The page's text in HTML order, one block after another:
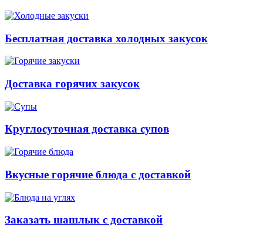
Бесплатная доставка холодных закусок
Доставка горячих закусок
Круглосуточная доставка супов
Вкусные горячие блюда с доставкой
Заказать шашлык с доставкой